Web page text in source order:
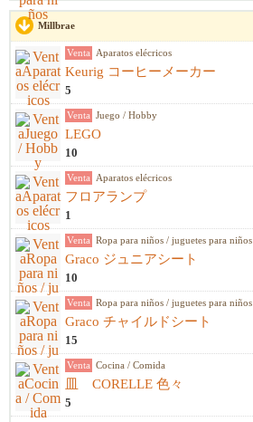
Millbrae
Venta Aparatos elécricos
Keurig コーヒーメーカー
5
Venta Juego / Hobby
LEGO
10
Venta Aparatos elécricos
フロアランプ
1
Venta Ropa para niños / juguetes para niños
Graco ジュニアシート
10
Venta Ropa para niños / juguetes para niños
Graco チャイルドシート
15
Venta Cocina / Comida
皿 CORELLE 色々
5